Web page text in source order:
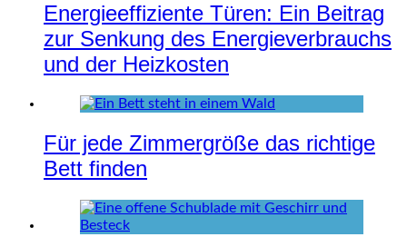
Energieeffiziente Türen: Ein Beitrag
zur Senkung des Energieverbrauchs
und der Heizkosten
Für jede Zimmergröße das richtige
Bett finden